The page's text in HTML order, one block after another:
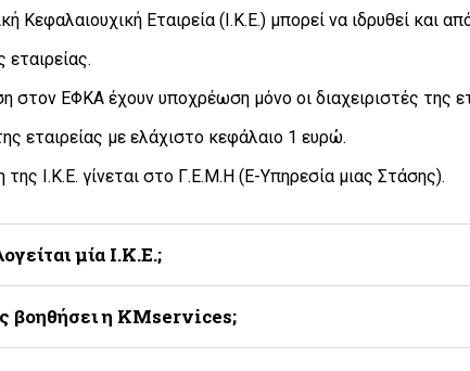
Κεφαλαιουχική Εταιρεία (Ι.Κ.Ε.) μπορεί να ιδρυθεί και
εταιρείας.
στον ΕΦΚΑ έχουν υποχρέωση μόνο οι διαχειριστές της
εταιρείας με ελάχιστο κεφάλαιο 1 ευρώ.
της Ι.Κ.Ε. γίνεται στο Γ.Ε.Μ.Η (Ε-Υπηρεσία μιας Στάσης).
μία Ι.Κ.Ε.;
βοηθήσει η KMservices;